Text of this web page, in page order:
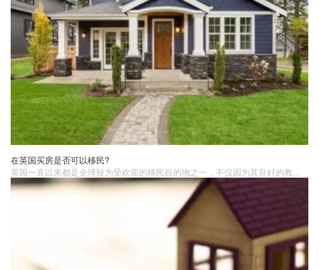
在英国买房是否可以移民?